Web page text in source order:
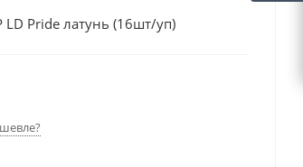
Pride латунь (16шт/уп)